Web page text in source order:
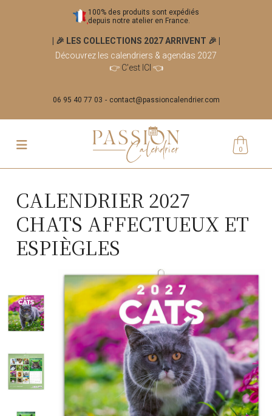
100% des produits sont expédiés
depuis notre atelier en France.
| 🎉 LES COLLECTIONS 2027 ARRIVENT 🎉
Découvrez les calendriers & agendas 2027
👉 C'est ICI 👈
06 95 40 77 03 contact@passioncalendrier.com
0
CALENDRIER 2027
CHATS AFFECTUEUX ET
ESPIÈGLES